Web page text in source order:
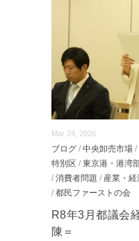
Mar 24, 2026
ブログ / 中央卸売市場 /
特別区 / 東京港・港湾
/ 消費者問題 / 産業・
/ 都民ファーストの会
R8年3月都議会
陳＝